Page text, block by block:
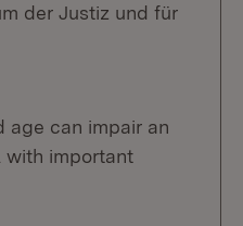
der Justiz und für
age can impair an
with important